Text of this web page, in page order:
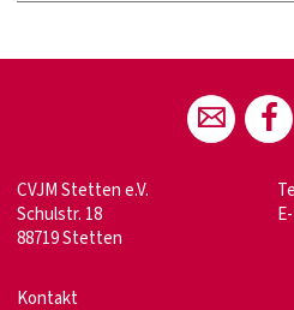
CVJM Stetten e.V.
Schulstr. 18
88719 Stetten
Kontakt